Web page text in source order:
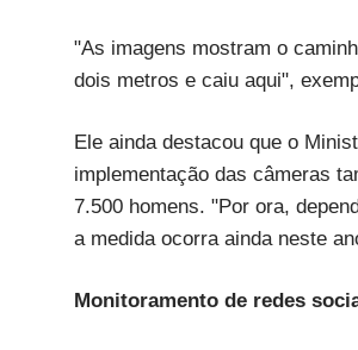
"As imagens mostram o
dois metros e caiu aqui",
Ele ainda destacou que o
implementação das câmeras
7.500 homens. "Por ora,
a medida ocorra ainda neste
Monitoramento de redes